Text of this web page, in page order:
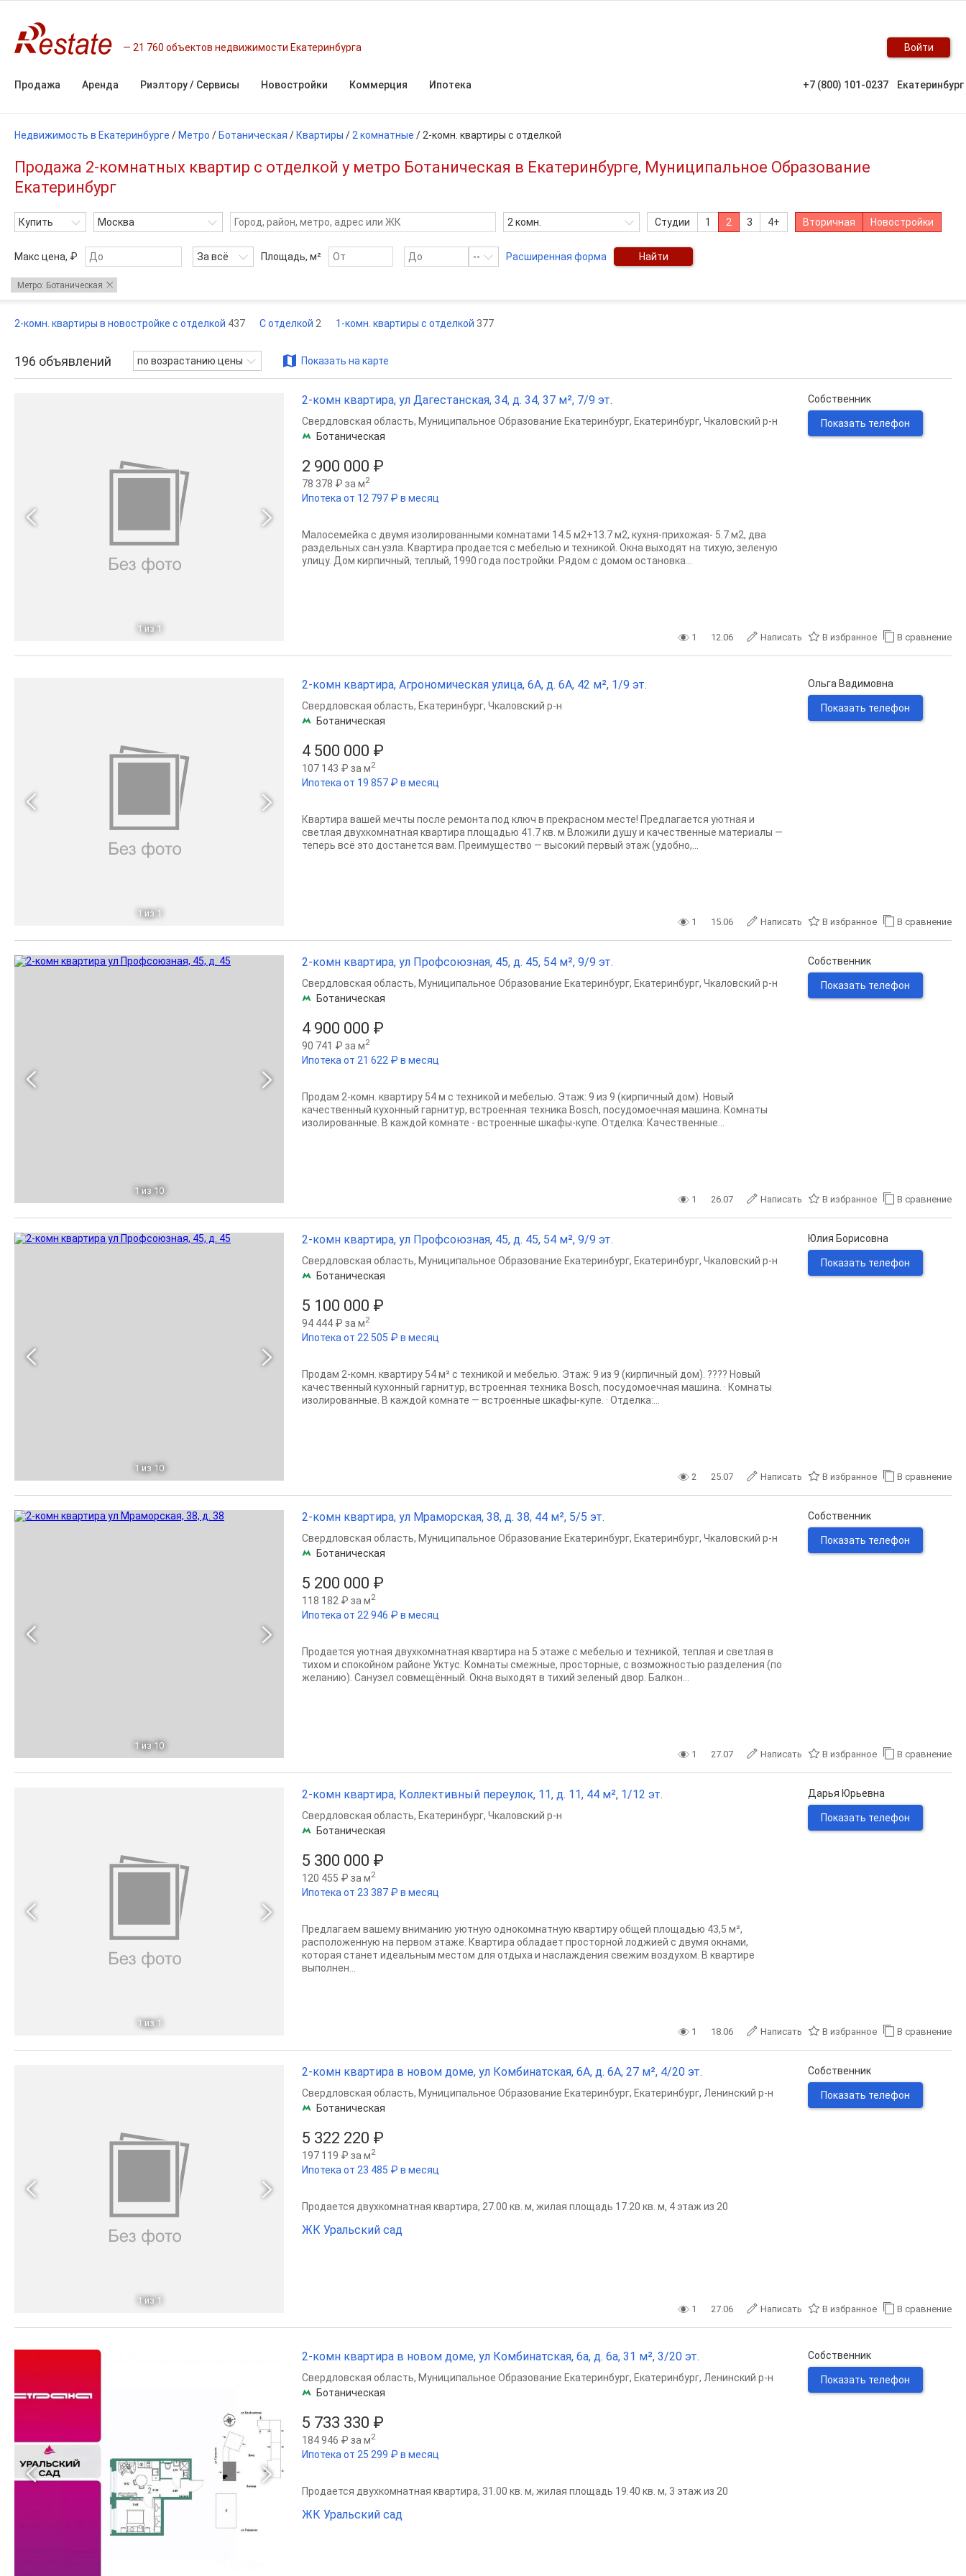
21 760 объектов недвижимости Екатеринбурга Войти
Продажа Аренда Риэлтору / Сервисы Новостройки Коммерция Ипотека +7 (800) 101-0237 Екатеринбург
Недвижимость в Екатеринбурге / Метро / Ботаническая / Квартиры / 2 комнатные / 2-комн. квартиры с отделкой
Продажа 2-комнатных квартир с отделкой у метро Ботаническая в Екатеринбурге, Муниципальное Образование
Екатеринбург
Купить Москва 2 комн. Студии 1 2 3 4+ Вторичная Новостройки
Макс цена, ₽ За всё Площадь, м² -- Расширенная форма Найти
Метро: Ботаническая
2-комн. квартиры в новостройке с отделкой 437 С отделкой 2 1-комн. квартиры с отделкой 377
196 объявлений по возрастанию цены Показать на карте
1 из 1
2-комн квартира, ул Дагестанская, 34, д. 34, 37 м², 7/9 эт.
2 900 000 ₽
78 378 ₽ за м2
Ипотека от 12 797 ₽ в месяц
Свердловская область, Муниципальное Образование Екатеринбург, Екатеринбург, Чкаловский р-н
Ботаническая
Малосемейка с двумя изолированными комнатами 14.5 м2+13.7 м2, кухня-прихожая- 5.7 м2, два
раздельных сан.узла. Квартира продается с мебелью и техникой. Окна выходят на тихую, зеленую
улицу. Дом кирпичный, теплый, 1990 года постройки. Рядом с домом остановка...
Собственник
Показать телефон
1 12.06 Написать В избранное В сравнение
1 из 1
2-комн квартира, Агрономическая улица, 6А, д. 6А, 42 м², 1/9 эт.
4 500 000 ₽
107 143 ₽ за м2
Ипотека от 19 857 ₽ в месяц
Свердловская область, Екатеринбург, Чкаловский р-н
Ботаническая
Квартира вашей мечты после ремонта под ключ в прекрасном месте! Предлагается уютная и
светлая двухкомнатная квартира площадью 41.7 кв. м Вложили душу и качественные материалы —
теперь всё это достанется вам. Преимущество — высокий первый этаж (удобно,...
Ольга Вадимовна
Показать телефон
1 15.06 Написать В избранное В сравнение
1 из 10
2-комн квартира, ул Профсоюзная, 45, д. 45, 54 м², 9/9 эт.
4 900 000 ₽
90 741 ₽ за м2
Ипотека от 21 622 ₽ в месяц
Свердловская область, Муниципальное Образование Екатеринбург, Екатеринбург, Чкаловский р-н
Ботаническая
Продам 2-комн. квартиру 54 м с техникой и мебелью. Этаж: 9 из 9 (кирпичный дом). Новый
качественный кухонный гарнитур, встроенная техника Bosch, посудомоечная машина. Комнаты
изолированные. В каждой комнате - встроенные шкафы-купе. Отделка: Качественные...
Собственник
Показать телефон
1 26.07 Написать В избранное В сравнение
1 из 10
2-комн квартира, ул Профсоюзная, 45, д. 45, 54 м², 9/9 эт.
5 100 000 ₽
94 444 ₽ за м2
Ипотека от 22 505 ₽ в месяц
Свердловская область, Муниципальное Образование Екатеринбург, Екатеринбург, Чкаловский р-н
Ботаническая
Продам 2-комн. квартиру 54 м² с техникой и мебелью. Этаж: 9 из 9 (кирпичный дом). ???? Новый
качественный кухонный гарнитур, встроенная техника Bosch, посудомоечная машина. · Комнаты
изолированные. В каждой комнате — встроенные шкафы-купе. · Отделка:...
Юлия Борисовна
Показать телефон
2 25.07 Написать В избранное В сравнение
1 из 10
2-комн квартира, ул Мраморская, 38, д. 38, 44 м², 5/5 эт.
5 200 000 ₽
118 182 ₽ за м2
Ипотека от 22 946 ₽ в месяц
Свердловская область, Муниципальное Образование Екатеринбург, Екатеринбург, Чкаловский р-н
Ботаническая
Продается уютная двухкомнатная квартира на 5 этаже с мебелью и техникой, теплая и светлая в
тихом и спокойном районе Уктус. Комнаты смежные, просторные, с возможностью разделения (по
желанию). Санузел совмещённый. Окна выходят в тихий зеленый двор. Балкон...
Собственник
Показать телефон
1 27.07 Написать В избранное В сравнение
1 из 1
2-комн квартира, Коллективный переулок, 11, д. 11, 44 м², 1/12 эт.
5 300 000 ₽
120 455 ₽ за м2
Ипотека от 23 387 ₽ в месяц
Свердловская область, Екатеринбург, Чкаловский р-н
Ботаническая
Предлагаем вашему вниманию уютную однокомнатную квартиру общей площадью 43,5 м²,
расположенную на первом этаже. Квартира обладает просторной лоджией с двумя окнами,
которая станет идеальным местом для отдыха и наслаждения свежим воздухом. В квартире
выполнен...
Дарья Юрьевна
Показать телефон
1 18.06 Написать В избранное В сравнение
1 из 1
2-комн квартира в новом доме, ул Комбинатская, 6А, д. 6А, 27 м², 4/20 эт.
5 322 220 ₽
197 119 ₽ за м2
Ипотека от 23 485 ₽ в месяц
Свердловская область, Муниципальное Образование Екатеринбург, Екатеринбург, Ленинский р-н
Ботаническая
Продается двухкомнатная квартира, 27.00 кв. м, жилая площадь 17.20 кв. м, 4 этаж из 20
ЖК Уральский сад
Собственник
Показать телефон
1 27.06 Написать В избранное В сравнение
2-комн квартира в новом доме, ул Комбинатская, 6а, д. 6а, 31 м², 3/20 эт.
5 733 330 ₽
184 946 ₽ за м2
Ипотека от 25 299 ₽ в месяц
Свердловская область, Муниципальное Образование Екатеринбург, Екатеринбург, Ленинский р-н
Ботаническая
Продается двухкомнатная квартира, 31.00 кв. м, жилая площадь 19.40 кв. м, 3 этаж из 20
ЖК Уральский сад
Собственник
Показать телефон